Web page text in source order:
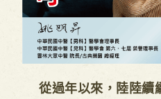
從過年以來，陸陸續